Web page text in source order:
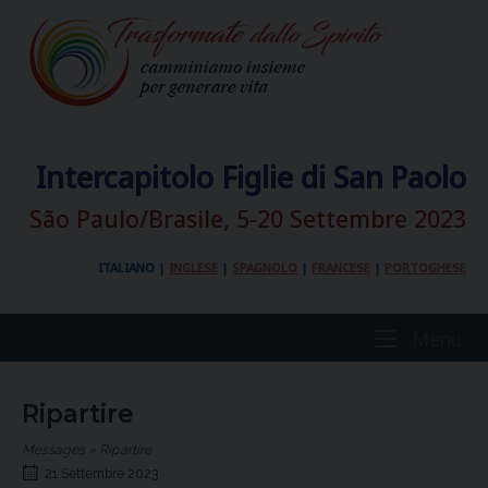
content
Intercapitolo Figlie di San Paolo
São Paulo/Brasile, 5-20 Settembre 2023
ITALIANO | INGLESE | SPAGNOLO | FRANCESE | PORTOGHESE
Ripartire
Messages
Ripartire
21 Settembre 2023